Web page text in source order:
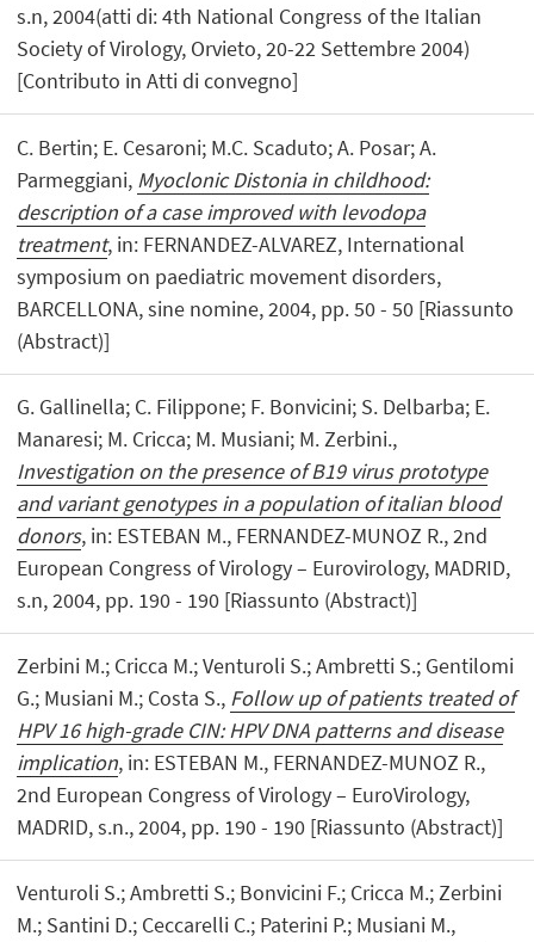
s.n, 2004(atti di: 4th National Congress of the Italian
Society of Virology, Orvieto, 20-22 Settembre 2004)
[Contributo in Atti di convegno]
C. Bertin; E. Cesaroni; M.C. Scaduto; A. Posar; A.
Parmeggiani, Myoclonic Distonia in childhood:
description of a case improved with levodopa
treatment, in: FERNANDEZ-ALVAREZ, International
symposium on paediatric movement disorders,
BARCELLONA, sine nomine, 2004, pp. 50 - 50 [Riassunto
(Abstract)]
G. Gallinella; C. Filippone; F. Bonvicini; S. Delbarba; E.
Manaresi; M. Cricca; M. Musiani; M. Zerbini.,
Investigation on the presence of B19 virus prototype
and variant genotypes in a population of italian blood
donors, in: ESTEBAN M., FERNANDEZ-MUNOZ R., 2nd
European Congress of Virology – Eurovirology, MADRID,
s.n, 2004, pp. 190 - 190 [Riassunto (Abstract)]
Zerbini M.; Cricca M.; Venturoli S.; Ambretti S.; Gentilomi
G.; Musiani M.; Costa S., Follow up of patients treated of
HPV 16 high-grade CIN: HPV DNA patterns and disease
implication, in: ESTEBAN M., FERNANDEZ-MUNOZ R.,
2nd European Congress of Virology – EuroVirology,
MADRID, s.n., 2004, pp. 190 - 190 [Riassunto (Abstract)]
Venturoli S.; Ambretti S.; Bonvicini F.; Cricca M.; Zerbini
M.; Santini D.; Ceccarelli C.; Paterini P.; Musiani M.,